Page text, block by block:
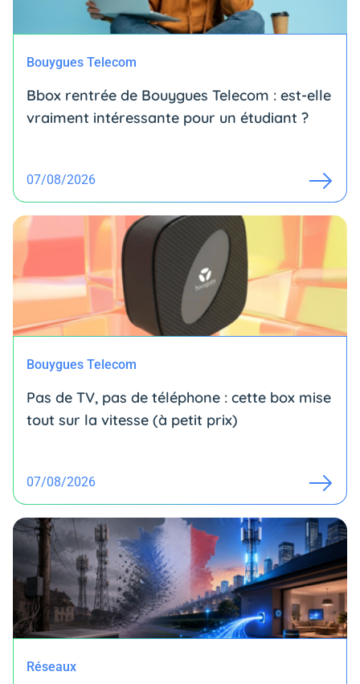
Bouygues Telecom
Bbox rentrée de Bouygues Telecom : est-elle
vraiment intéressante pour un étudiant ?
07/08/2026
Bouygues Telecom
Pas de TV, pas de téléphone : cette box mise
tout sur la vitesse (à petit prix)
07/08/2026
Réseaux